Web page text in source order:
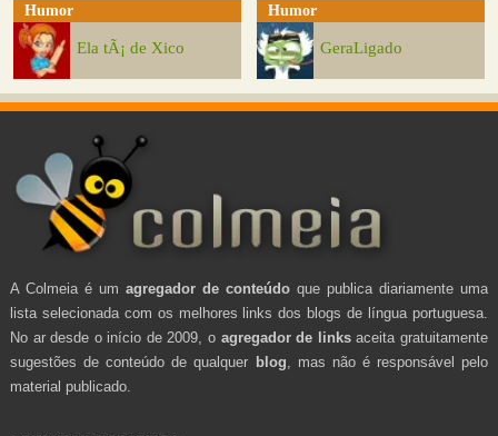
Humor
Ela tÃ¡ de Xico
Humor
GeraLigado
A Colmeia é um agregador de conteúdo que publica diariamente uma
lista selecionada com os melhores links dos blogs de língua portuguesa.
No ar desde o início de 2009, o agregador de linksaceita gratuitamente
sugestões de conteúdo de qualquer blog , mas não é responsável pelo
material publicado.